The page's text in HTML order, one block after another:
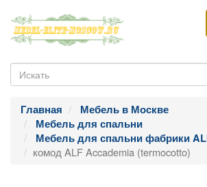
Главная
Мебель в Москве
Мебель для спальни
Мебель для спальни фабрики
комод ALF Accademia (termocotto)